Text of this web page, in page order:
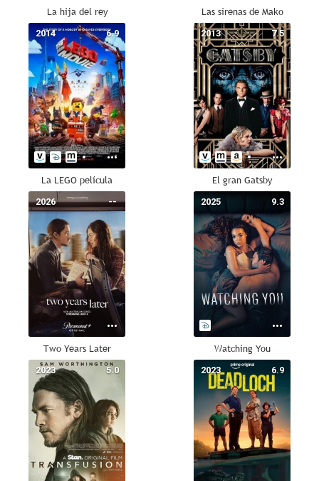
La hija del rey Las sirenas de Mako
6.9
2014
La LEGO película
7.5
2013
El gran Gatsby
--
2026
Two Years Later
9.3
2025
Watching You
5.0
2023 6.9
2023